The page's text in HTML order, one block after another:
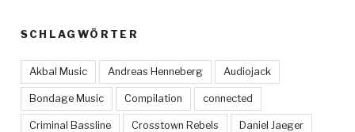
SCHLAGWÖRTER
Akbal Music Andreas Henneberg Audiojack
Bondage Music Compilation connected
Criminal Bassline Crosstown Rebels Daniel Jaeger